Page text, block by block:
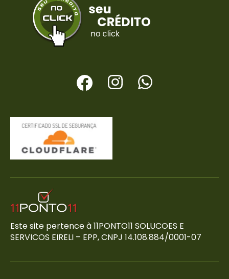
Este site pertence à 11PONTO11 SOLUCOES E
SERVICOS EIRELI – EPP, CNPJ 14.108.884/0001-07